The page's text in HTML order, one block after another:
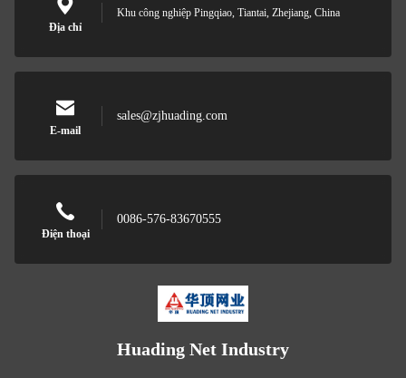
Địa chỉ
Khu công nghiệp Pingqiao, Tiantai, Zhejiang, China
E-mail
sales@zjhuading.com
Điện thoại
0086-576-83670555
Huading Net Industry